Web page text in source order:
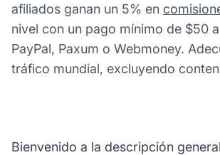
afiliados ganan un 5% en
nivel con un pago mínimo de $50
PayPal, Paxum o Webmoney.
tráfico mundial, excluyendo
Bienvenido a la descripción